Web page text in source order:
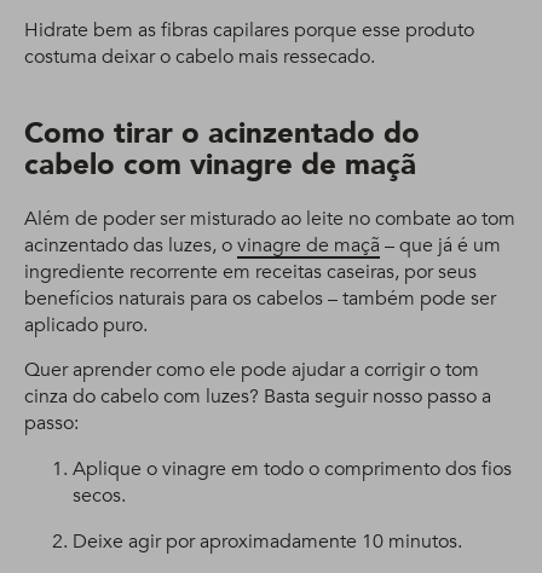
Hidrate bem as fibras capilares porque esse produto
costuma deixar o cabelo mais ressecado.
Como tirar o acinzentado do
cabelo com vinagre de maçã
Além de poder ser misturado ao leite no combate ao tom
acinzentado das luzes, ovinagre de maçã – que já é um
ingrediente recorrente em receitas caseiras, por seus
benefícios naturais para os cabelos – também pode ser
aplicado puro.
Quer aprender como ele pode ajudar a corrigir o tom
cinza do cabelo com luzes? Basta seguir nosso passo a
passo:
Aplique o vinagre em todo o comprimento dos fios
secos.
Deixe agir por aproximadamente 10 minutos.